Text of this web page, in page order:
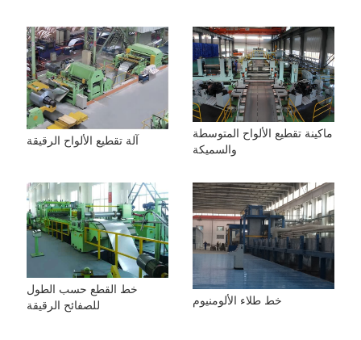
آلة تقطيع الألواح الرقيقة
ماكينة تقطيع الألواح المتوسطة
والسميكة
خط القطع حسب الطول
للصفائح الرقيقة
خط طلاء الألومنيوم